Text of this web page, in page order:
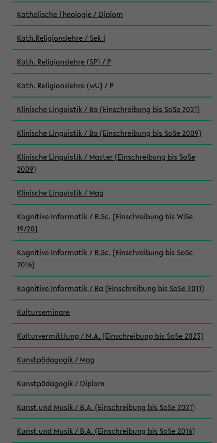
Katholische Theologie / Diplom
Kath.Religionslehre / Sek I
Kath. Religionslehre (SP) / P
Kath. Religionslehre (wU) / P
Klinische Linguistik / Ba (Einschreibung bis SoSe 2021)
Klinische Linguistik / Ba (Einschreibung bis SoSe 2009)
Klinische Linguistik / Master (Einschreibung bis SoSe
2009)
Klinische Linguistik / Mag
Kognitive Informatik / B.Sc. (Einschreibung bis WiSe
19/20)
Kognitive Informatik / B.Sc. (Einschreibung bis SoSe
2016)
Kognitive Informatik / Ba (Einschreibung bis SoSe 2011)
Kulturseminare
Kulturvermittlung / M.A. (Einschreibung bis SoSe 2023)
Kunstpädagogik / Mag
Kunstpädagogik / Diplom
Kunst und Musik / B.A. (Einschreibung bis SoSe 2021)
Kunst und Musik / B.A. (Einschreibung bis SoSe 2016)